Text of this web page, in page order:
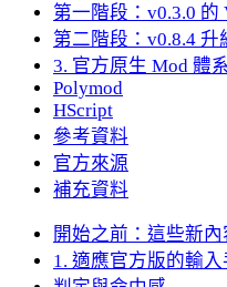
第一階段：v0.3.0 的
第二階段：v0.8.4 升
3. 官方原生 Mod 體
Polymod
HScript
參考資料
官方來源
補充資料
開始之前：這些新
1. 適應官方版的輸